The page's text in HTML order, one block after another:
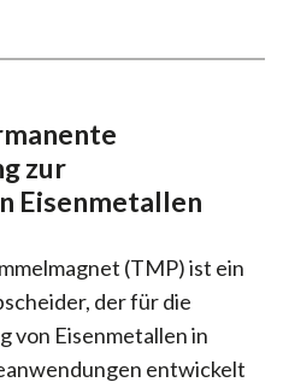
zur
Eisenmetallen
(TMP) ist ein
der für die
von Eisenmetallen in
entwickelt